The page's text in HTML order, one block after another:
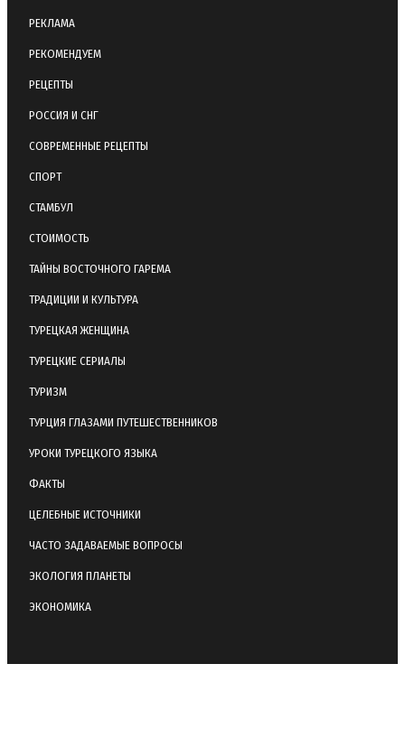
РЕКЛАМА
РЕКОМЕНДУЕМ
РЕЦЕПТЫ
РОССИЯ И СНГ
СОВРЕМЕННЫЕ РЕЦЕПТЫ
СПОРТ
СТАМБУЛ
СТОИМОСТЬ
ТАЙНЫ ВОСТОЧНОГО ГАРЕМА
ТРАДИЦИИ И КУЛЬТУРА
ТУРЕЦКАЯ ЖЕНЩИНА
ТУРЕЦКИЕ СЕРИАЛЫ
ТУРИЗМ
ТУРЦИЯ ГЛАЗАМИ ПУТЕШЕСТВЕННИКОВ
УРОКИ ТУРЕЦКОГО ЯЗЫКА
ФАКТЫ
ЦЕЛЕБНЫЕ ИСТОЧНИКИ
ЧАСТО ЗАДАВАЕМЫЕ ВОПРОСЫ
ЭКОЛОГИЯ ПЛАНЕТЫ
ЭКОНОМИКА